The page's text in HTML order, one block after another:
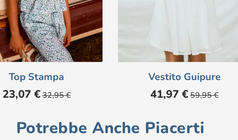
Top Stampa
Prezzo
23,07 € Prezzo
base
32,95 €
Vestito Guipure
Prezzo
41,97 € Prezzo
base
59,95 €
Potrebbe Anche Piacerti